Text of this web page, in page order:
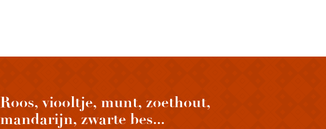
Roos, viooltje, munt, zoethout,
mandarijn, zwarte bes...